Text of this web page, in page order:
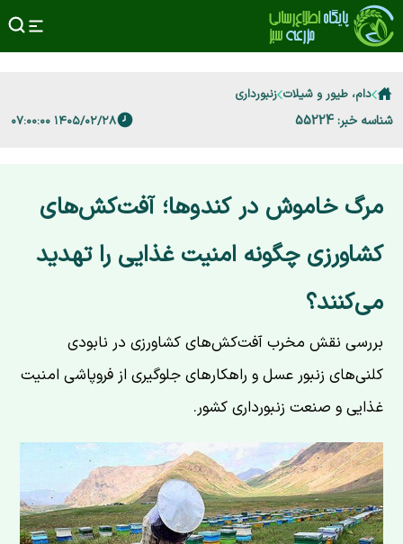
دام، طیور و شیلات زنبورداری
شناسه خبر: 55224 ۱۴۰۵/۰۲/۲۸ ۰۷:۰۰:۰۰
مرگ خاموش در کندوها؛ آفت‌کش‌های
کشاورزی چگونه امنیت غذایی را تهدید
می‌کنند؟
بررسی نقش مخرب آفت‌کش‌های کشاورزی در نابودی
کلنی‌های زنبور عسل و راهکارهای جلوگیری از فروپاشی امنیت
غذایی و صنعت زنبورداری کشور.